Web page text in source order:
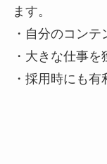
ます。
・自分のコン
・大きな仕事
・採用時にも有